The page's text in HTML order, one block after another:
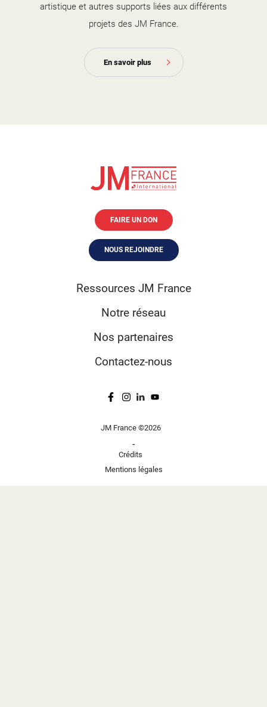
artistique et autres supports liées aux différents
projets des JM France.
En savoir plus
FAIRE UN DON
NOUS REJOINDRE
Ressources JM France
Notre réseau
Nos partenaires
Contactez-nous
JM France ©2026
-
Crédits
Mentions légales